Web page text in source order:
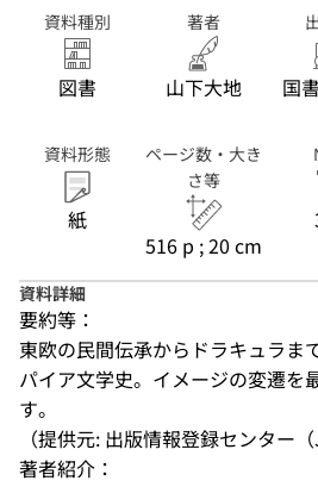
資料種別
図書
著者
山下大地 国
資料形態
紙
ページ数・大き
さ等
516 p ; 20 cm
資料詳細
要約等：
東欧の民間伝承からドラキュラま
パイア文学史。イメージの変遷を
す。
（提供元: 出版情報登録センター（
著者紹介：